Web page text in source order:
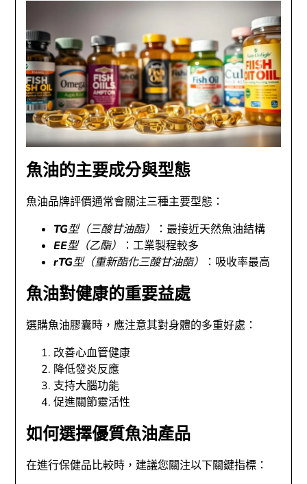
魚油的主要成分與型態
魚油品牌評價通常會關注三種主要型態：
TG型（三酸甘油酯）
：最接近天然魚油結構
EE型（乙酯）
：工業製程較多
rTG型（重新酯化三酸甘油酯）
：吸收率最高
魚油對健康的重要益處
選購魚油膠囊時，應注意其對身體的多重好處：
改善心血管健康
降低發炎反應
支持大腦功能
促進關節靈活性
如何選擇優質魚油產品
在進行保健品比較時，建議您關注以下關鍵指標：